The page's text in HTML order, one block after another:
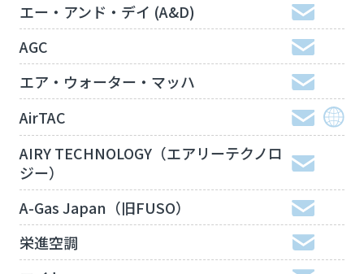
エー・アンド・デイ (A&D)
AGC
エア・ウォーター・マッハ
AirTAC
AIRY TECHNOLOGY（エアリーテクノロ
ジー）
A-Gas Japan（旧FUSO）
栄進空調